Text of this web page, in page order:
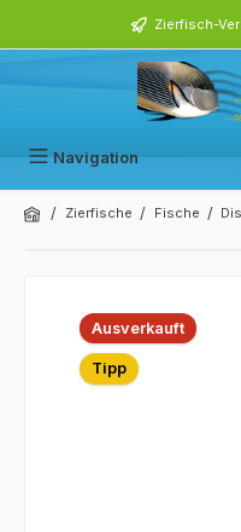
Zierfisch-
Navigation
/ Zierfische / Fische /
Bildergalerie
Ausverkauft
Tipp